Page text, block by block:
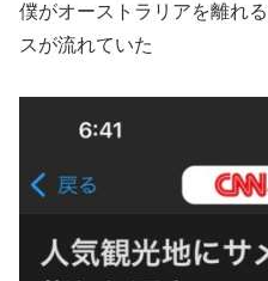
僕がオーストラリアを離れ
スが流れていた